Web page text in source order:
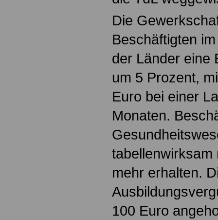
Die
Beschäftigten
der Länder eine
um 5 Prozent,
Euro bei einer
Monaten.
tabellenwirksam
mehr erhalten.
100 Euro